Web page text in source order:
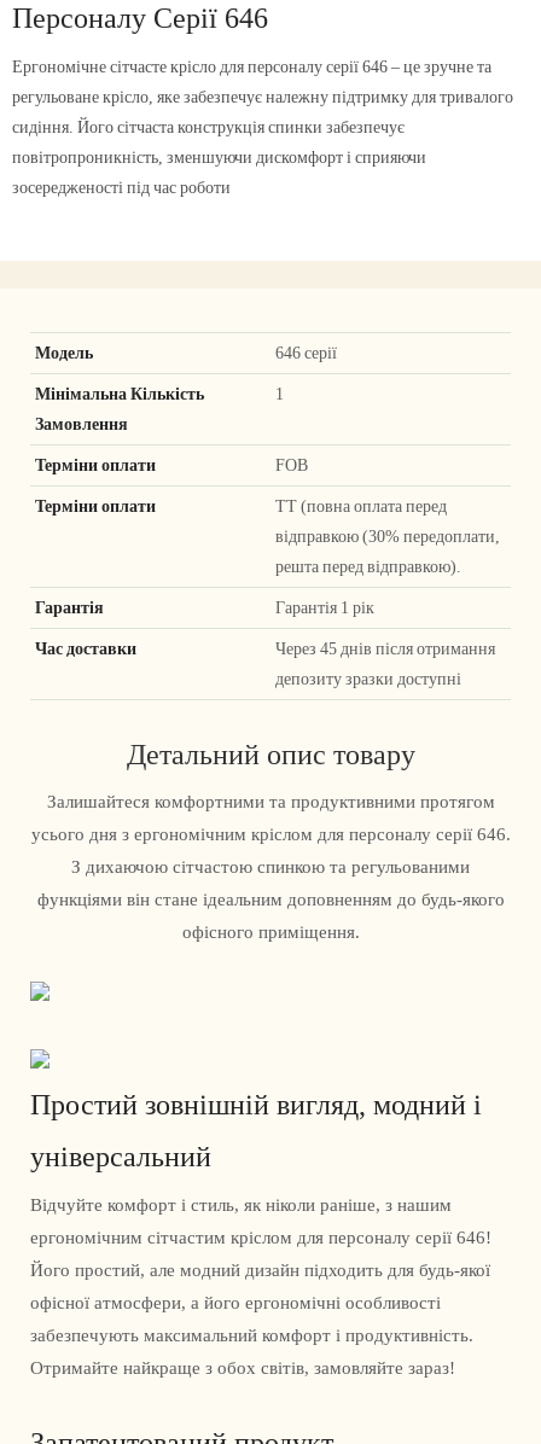
Персоналу Серії 646
Ергономічне сітчасте крісло для персоналу серії 646 – це зручне та
регульоване крісло, яке забезпечує належну підтримку для тривалого
сидіння. Його сітчаста конструкція спинки забезпечує
повітропроникність, зменшуючи дискомфорт і сприяючи
зосередженості під час роботи
Модель 646 серії
Мінімальна Кількість
Замовлення
1
Терміни оплати FOB
Терміни оплати
ТТ (повна оплата перед
відправкою (30% передоплати,
решта перед відправкою).
Гарантія Гарантія 1 рік
Час доставки
Через 45 днів після отримання
депозиту зразки доступні
Детальний опис товару
Залишайтеся комфортними та продуктивними протягом
усього дня з ергономічним кріслом для персоналу серії 646.
З дихаючою сітчастою спинкою та регульованими
функціями він стане ідеальним доповненням до будь-якого
офісного приміщення.
Простий зовнішній вигляд, модний і
універсальний
Відчуйте комфорт і стиль, як ніколи раніше, з нашим
ергономічним сітчастим кріслом для персоналу серії 646!
Його простий, але модний дизайн підходить для будь-якої
офісної атмосфери, а його ергономічні особливості
забезпечують максимальний комфорт і продуктивність.
Отримайте найкраще з обох світів, замовляйте зараз!